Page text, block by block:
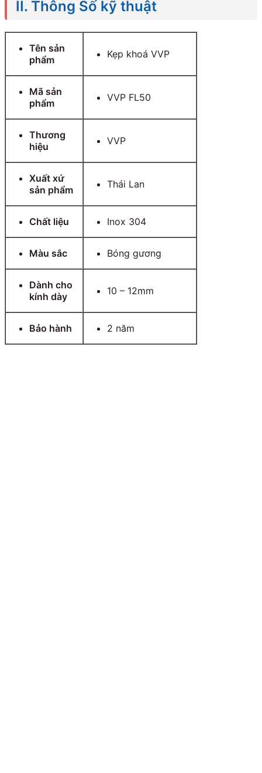
II. Thông Số kỹ thuật
Tên sản
phẩm
Kẹp khoá VVP
Mã sản
phẩm
VVP FL50
Thương
hiệu
VVP
Xuất xứ
sản phẩm
Thái Lan
Chất liệu Inox 304
Màu sắc Bóng gương
Dành cho
kính dày
10 – 12mm
Bảo hành 2 năm